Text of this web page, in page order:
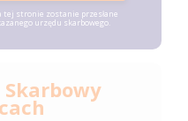
tej stronie zostanie przesłane
urzędu skarbowego.